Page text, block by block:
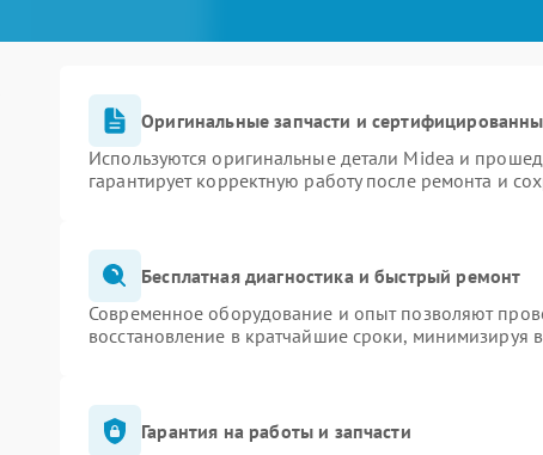
Оригинальные запчасти и
Используются оригинальные детали Midea и
гарантирует корректную работу после ремонта и
Бесплатная диагностика и быстрый ремонт
Современное оборудование и опыт позволяют
восстановление в кратчайшие сроки, минимизируя
Гарантия на работы и запчасти